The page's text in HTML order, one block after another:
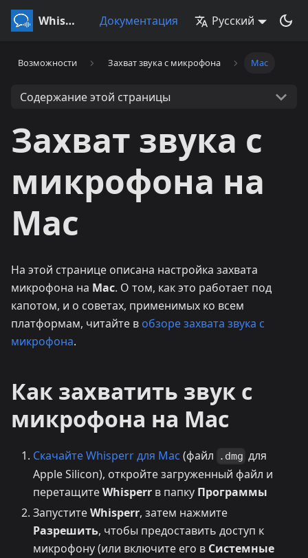
Whisperr Документация Русский
Возможности Захват звука с микрофона Mac
Содержание этой страницы
Захват звука с
микрофона на
Mac
На этой странице описана настройка захвата
микрофона на Mac. О том, как это работает под
капотом, и о советах, применимых ко всем
платформам, читайте в обзоре захвата звука с
микрофона.
Как захватить звук с
микрофона на Mac
Скачайте Whisperr для Mac (файл .dmg для
Apple Silicon), откройте загруженный файл и
перетащитеWhisperr в папку Программы
ЗапуститеWhisperr, затем нажмите
Разрешить, чтобы предоставить доступ к
микрофону (или включите его в Системные